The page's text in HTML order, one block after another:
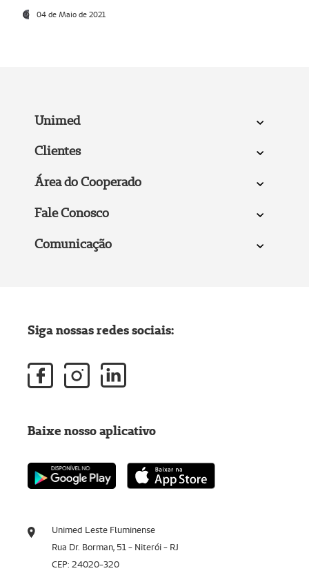
04 de Maio de 2021
Unimed
Clientes
Área do Cooperado
Fale Conosco
Comunicação
Unimed Leste Fluminense
Rua Dr. Borman, 51 - Niterói - RJ
CEP: 24020-320
Siga nossas redes sociais:
Baixe nosso aplicativo